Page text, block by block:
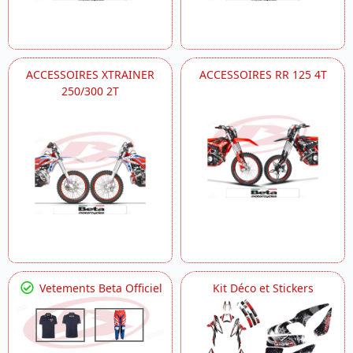
ACCESSOIRES XTRAINER
250/300 2T
ACCESSOIRES RR 125 4T
Vetements Beta Officiel Kit Déco et Stickers